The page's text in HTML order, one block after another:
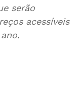
serão
acessíveis